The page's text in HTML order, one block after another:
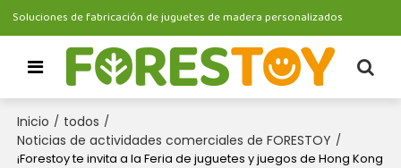
Soluciones de fabricación de juguetes de madera personalizados
Inicio / todos /
Noticias de actividades comerciales de FORESTOY /
¡Forestoy te invita a la Feria de juguetes y juegos de Hong Kong